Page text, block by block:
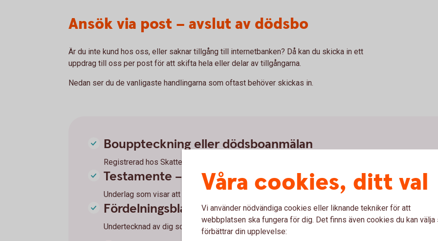
Ansök via post – avslut av dödsbo
Är du inte kund hos oss, eller saknar tillgång till internetbanken? Då kan du skicka in ett
uppdrag till oss per post för att skifta hela eller delar av tillgångarna.
Nedan ser du de vanligaste handlingarna som oftast behöver skickas in.
Bouppteckning eller dödsboanmälan
Registrerad hos Skatteverket (eller dödsboanmälan från kommunen).
Testamente – om det finns
Underlag som visar att testamentet har vunnit laga kraft.
Fördelningsblankett för utbetalning av arv
Undertecknad av dig som ensam dödsbodelägare.
Våra cookies, ditt val
Vi använder nödvändiga cookies eller liknande tekniker för att
webbplatsen ska fungera för dig. Det finns även cookies du kan välja
förbättrar din upplevelse: